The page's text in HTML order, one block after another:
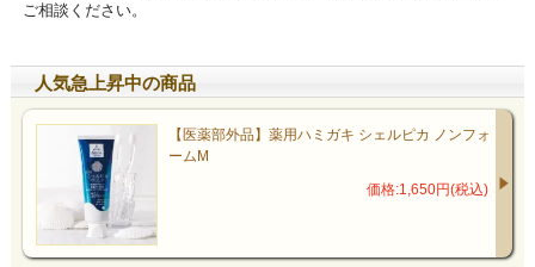
ご相談ください。
人気急上昇中の商品
【医薬部外品】薬用ハミガキ シェルピカ ノンフォ
ームM
価格:1,650円(税込)